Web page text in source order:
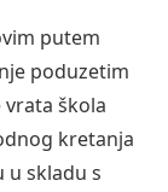
putem
poduzetim
škola
kretanja
u skladu s